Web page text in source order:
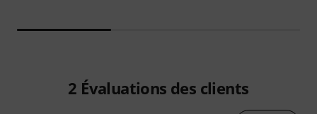
2 Évaluations des clients